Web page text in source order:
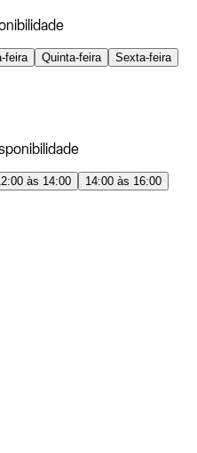
feira Quinta-feira
Sexta-feira
às 14:00
14:00 às 16:00